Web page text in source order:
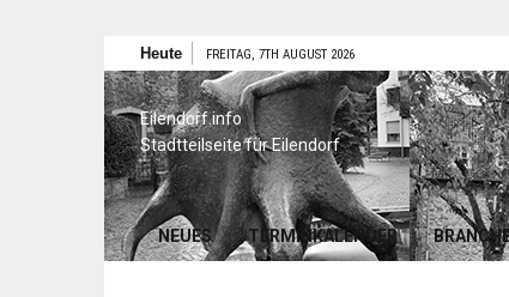
Inhalt
springen
Heute FREITAG, 7TH AUGUST 2026
Eilendorf.info
Stadtteilseite für Eilendorf
NEUES TERMINKALENDER